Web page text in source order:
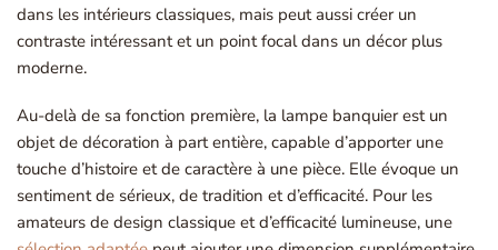
dans les intérieurs classiques, mais peut aussi créer un
contraste intéressant et un point focal dans un décor plus
moderne.
Au-delà de sa fonction première, la lampe banquier est un
objet de décoration à part entière, capable d’apporter une
touche d’histoire et de caractère à une pièce. Elle évoque un
sentiment de sérieux, de tradition et d’efficacité. Pour les
amateurs de design classique et d’efficacité lumineuse, une